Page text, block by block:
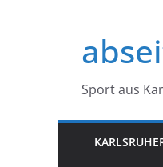
springen
Sport aus